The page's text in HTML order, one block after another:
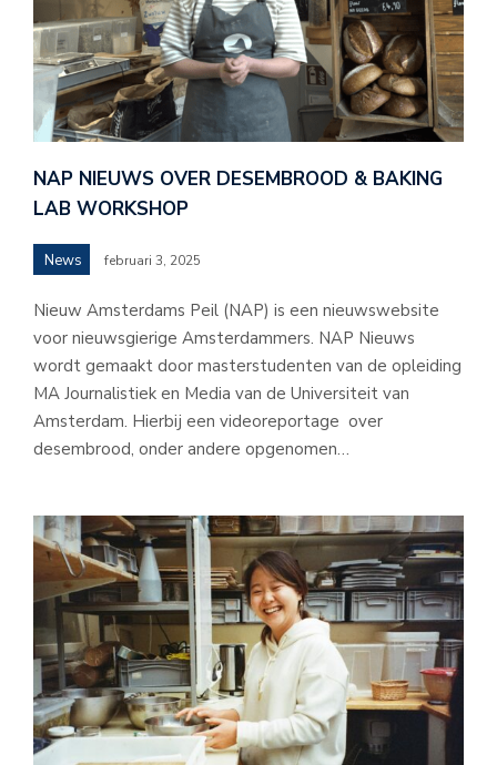
NAP NIEUWS OVER DESEMBROOD & BAKING
LAB WORKSHOP
News februari 3, 2025
Nieuw Amsterdams Peil (NAP) is een nieuwswebsite
voor nieuwsgierige Amsterdammers. NAP Nieuws
wordt gemaakt door masterstudenten van de opleiding
MA Journalistiek en Media van de Universiteit van
Amsterdam. Hierbij een videoreportage over
desembrood, onder andere opgenomen…